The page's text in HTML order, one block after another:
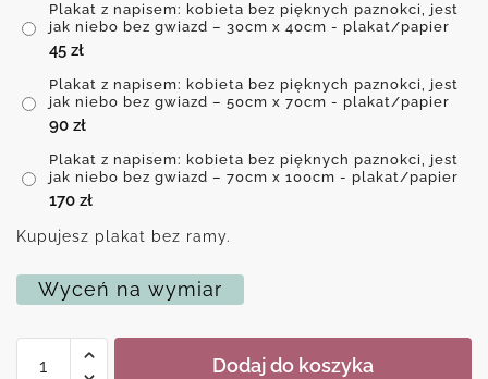
Plakat z napisem: kobieta bez pięknych paznokci, jest
jak niebo bez gwiazd – 30cm x 40cm - plakat/papier
45 zł
Plakat z napisem: kobieta bez pięknych paznokci, jest
jak niebo bez gwiazd – 50cm x 70cm - plakat/papier
90 zł
Plakat z napisem: kobieta bez pięknych paznokci, jest
jak niebo bez gwiazd – 70cm x 100cm - plakat/papier
170 zł
Kupujesz plakat bez ramy.
Wyceń na wymiar
Plakat
Dodaj do koszyka